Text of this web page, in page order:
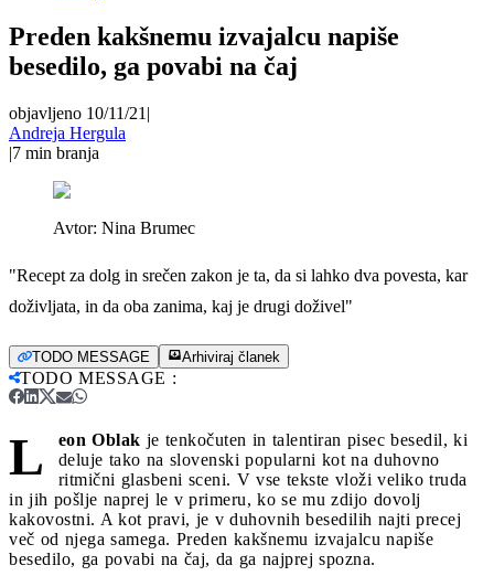
Preden kakšnemu izvajalcu napiše
besedilo, ga povabi na čaj
objavljeno 10/11/21 |
Andreja Hergula
|7 min branja
Avtor: Nina Brumec
"Recept za dolg in srečen zakon je ta, da si lahko dva povesta, kar
doživljata, in da oba zanima, kaj je drugi doživel"
TODO MESSAGE Arhiviraj članek
TODO MESSAGE :
L eon Oblak je tenkočuten in talentiran pisec besedil, ki
deluje tako na slovenski popularni kot na duhovno
ritmični glasbeni sceni. V vse tekste vloži veliko truda
in jih pošlje naprej le v primeru, ko se mu zdijo dovolj
kakovostni. A kot pravi, je v duhovnih besedilih najti precej
več od njega samega. Preden kakšnemu izvajalcu napiše
besedilo, ga povabi na čaj, da ga najprej spozna.